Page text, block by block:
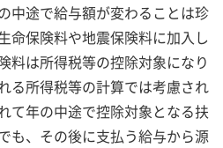
中途で給与額が変わることは珍
命保険料や地震保険料に加入し
料は所得税等の控除対象になり
る所得税等の計算では考慮され
て年の中途で控除対象となる扶
も、その後に支払う給与から源